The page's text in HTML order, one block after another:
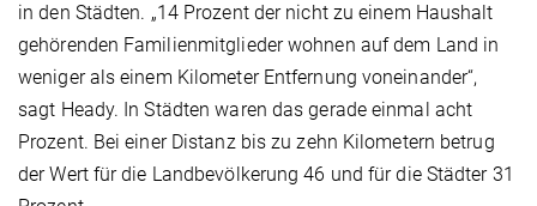
in den Städten. „14 Prozent der nicht zu einem Haushalt
gehörenden Familienmitglieder wohnen auf dem Land in
weniger als einem Kilometer Entfernung voneinander“,
sagt Heady. In Städten waren das gerade einmal acht
Prozent. Bei einer Distanz bis zu zehn Kilometern betrug
der Wert für die Landbevölkerung 46 und für die Städter 31